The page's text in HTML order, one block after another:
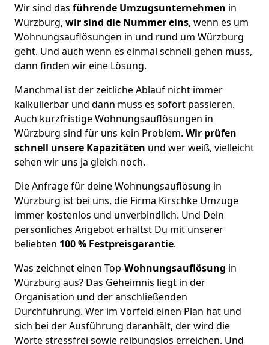
Wir sind das führende Umzugsunternehmen in
Würzburg, wir sind die Nummer eins, wenn es um
Wohnungsauflösungen in und rund um Würzburg
geht. Und auch wenn es einmal schnell gehen muss,
dann finden wir eine Lösung.
Manchmal ist der zeitliche Ablauf nicht immer
kalkulierbar und dann muss es sofort passieren.
Auch kurzfristige Wohnungsauflösungen in
Würzburg sind für uns kein Problem. Wir prüfen
schnell unsere Kapazitäten und wer weiß, vielleicht
sehen wir uns ja gleich noch.
Die Anfrage für deine Wohnungsauflösung in
Würzburg ist bei uns, die Firma Kirschke Umzüge
immer kostenlos und unverbindlich. Und Dein
persönliches Angebot erhältst Du mit unserer
beliebten 100 % Festpreisgarantie.
Was zeichnet einen Top-Wohnungsauflösung in
Würzburg aus? Das Geheimnis liegt in der
Organisation und der anschließenden
Durchführung. Wer im Vorfeld einen Plan hat und
sich bei der Ausführung daranhält, der wird die
Worte stressfrei sowie reibungslos erreichen. Und